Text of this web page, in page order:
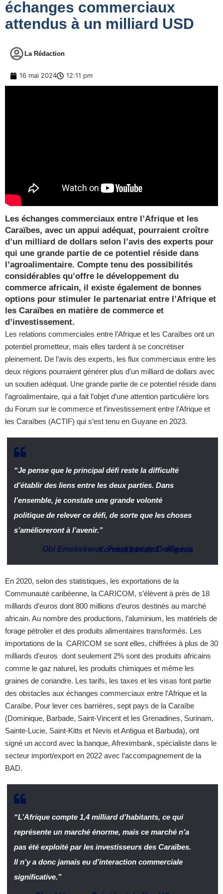
échanges commerciaux
attendus à un milliard USD
La Rédaction
16 mai 2024 12:11 pm
Les échanges commerciaux entre l’Afrique et les
Caraïbes, avec un appui adéquat, pourraient croître
d’un milliard de dollars selon l’avis des experts pour
qui une grande partie de ce potentiel réside dans
l’agroalimentaire. Compte tenu des possibilités
considérables qu’offre le développement du
commerce africain, il existe également de bonnes
options pour stimuler le partenariat entre l’Afrique et
les Caraïbes en matière de commerce et
d’investissement.
Les relations commerciales entre l’Afrique et les Caraïbes ont un
potentiel prometteur, mais elles tardent à se concrétiser
pleinement. De l’avis des experts, les flux commerciaux entre les
deux régions pourraient générer plus d’un milliard de dollars avec
un soutien adéquat. Une grande partie de ce potentiel réside dans
l’agroalimentaire, qui a fait l’objet d’une attention particulière lors
du Forum sur le commerce et l’investissement entre l’Afrique et
les Caraïbes (ACTIF) qui s’est tenu en Guyane en 2023.
“Je pense que le principal défi reste la difficulté
d’établir des liens entre les deux parties. Dans
l’ensemble, je constate une grande volonté
politique de relever ce défi, de sorte que les choses
s’amélioreront à l’avenir.”
Obi Emekekwue,
Président de DelReeve Konsult Limited–Nigéria
En 2020, selon des statistiques, les exportations de la
Communauté caribéenne, la CARICOM, s’élèvent à près de 18
milliards d’euros dont 800 millions d’euros destinés au marché
africain. Au nombre des productions, l’aluminium, les matériels de
forage pétrolier et des produits alimentaires transformés. Les
importations de la CARICOM se sont elles, chiffrées à plus de 30
milliards d’euros dont seulement 2% sont des produits africains
comme le gaz naturel, les produits chimiques et même les
graines de coriandre. Les tarifs, les taxes et les visas font partie
des obstacles aux échanges commerciaux entre l’Afrique et la
Caraïbe. Pour lever ces barrières, sept pays de la Caraïbe
(Dominique, Barbade, Saint-Vincent et les Grenadines, Surinam,
Sainte-Lucie, Saint-Kitts et Nevis et Antigua et Barbuda), ont
signé un accord avec la banque, Afreximbank, spécialiste dans le
secteur import/export en 2022 avec l’accompagnement de la
BAD.
“L’Afrique compte 1,4 milliard d’habitants, ce qui
représente un marché énorme, mais ce marché n’a
pas été exploité par les investisseurs des Caraïbes.
Il n’y a donc jamais eu d’interaction commerciale
significative.”